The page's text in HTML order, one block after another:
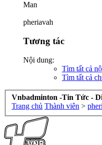
Man
pheriavah
Tương tác
Nội dung:
Tìm tất cả
Tìm tất cả
Vnbadminton -Tin Tức -
Trang chủ Thành viên >